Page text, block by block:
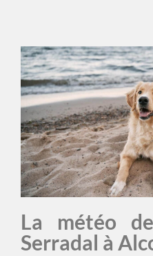
La météo
Serradal à